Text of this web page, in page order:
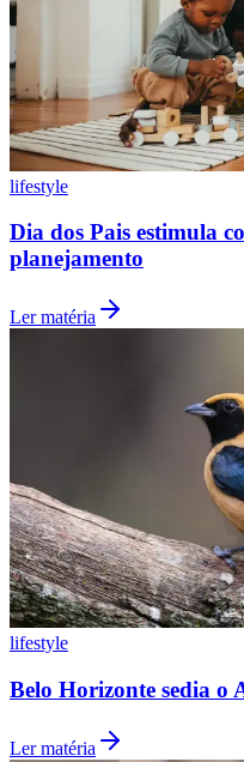
Vasco
lifestyle
Dia dos Pais estimula
planejamento
Ler matéria
lifestyle
Belo Horizonte sedia o
Ler matéria